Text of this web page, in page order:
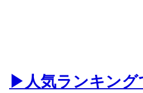
▶人気ランキング